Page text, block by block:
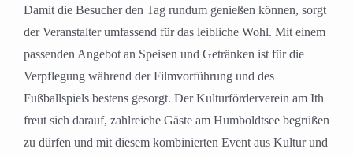
Damit die Besucher den Tag rundum genießen können, sorgt
der Veranstalter umfassend für das leibliche Wohl. Mit einem
passenden Angebot an Speisen und Getränken ist für die
Verpflegung während der Filmvorführung und des
Fußballspiels bestens gesorgt. Der Kulturförderverein am Ith
freut sich darauf, zahlreiche Gäste am Humboldtsee begrüßen
zu dürfen und mit diesem kombinierten Event aus Kultur und